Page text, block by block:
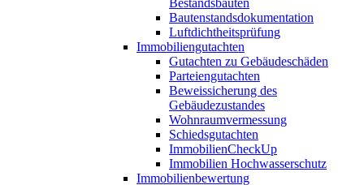
Bautenstandsdokumentation
Luftdichtheitsprüfung
Immobiliengutachten
Gutachten zu Gebäudeschäden
Parteiengutachten
Beweissicherung des
Gebäudezustandes
Wohnraumvermessung
Schiedsgutachten
ImmobilienCheckUp
Immobilien Hochwasserschutz
Immobilienbewertung